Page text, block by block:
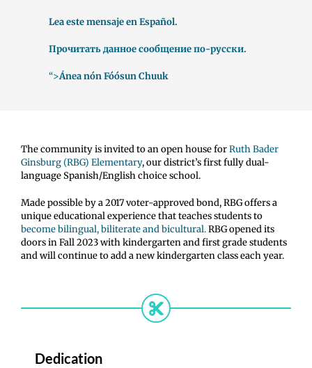
Lea este mensaje en Español.
Прочитать данное сообщение по-русски.
“>Ánea nón Fóósun Chuuk
The community is invited to an open house forRuth Bader
Ginsburg (RBG) Elementary, our district’s first fully dual-
language Spanish/English choice school.
Made possible by a 2017 voter-approved bond, RBG offers a
unique educational experience that teaches students to
become bilingual, biliterate and bicultural.RBG opened its
doors in Fall 2023 with kindergarten and first grade students
and will continue to add a new kindergarten class each year.
Dedication